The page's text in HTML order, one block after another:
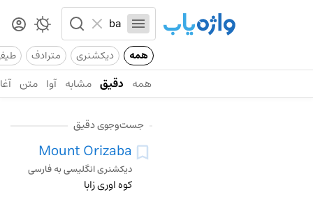
همه دیکشنری مترادف
همه دقیق مشابه آوا متن
جست‌وجوی دقیق
Mount Orizaba
دیکشنری انگلیسی به فارسی
کوه اوری زابا